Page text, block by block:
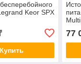
Keor SPX
Купить
77